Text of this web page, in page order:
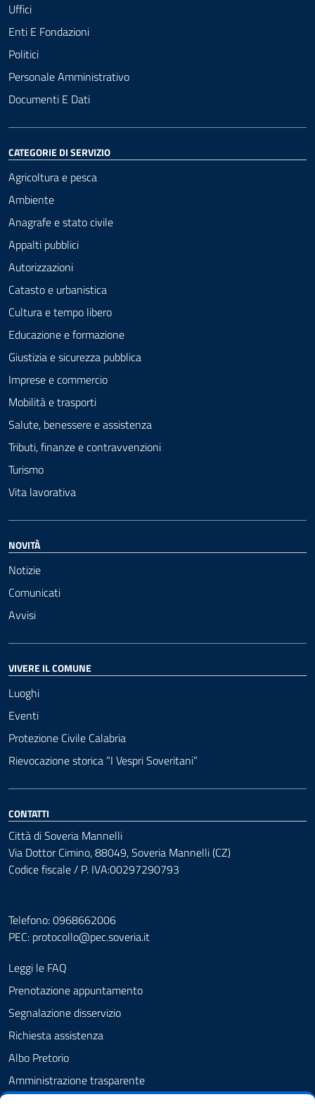
Uffici
Enti E Fondazioni
Politici
Personale Amministrativo
Documenti E Dati
CATEGORIE DI SERVIZIO
Agricoltura e pesca
Ambiente
Anagrafe e stato civile
Appalti pubblici
Autorizzazioni
Catasto e urbanistica
Cultura e tempo libero
Educazione e formazione
Giustizia e sicurezza pubblica
Imprese e commercio
Mobilità e trasporti
Salute, benessere e assistenza
Tributi, finanze e contravvenzioni
Turismo
Vita lavorativa
NOVITÀ
Notizie
Comunicati
Avvisi
VIVERE IL COMUNE
Luoghi
Eventi
Protezione Civile Calabria
Rievocazione storica “I Vespri Soveritani”
CONTATTI
Città di Soveria Mannelli
Via Dottor Cimino, 88049, Soveria Mannelli (CZ)
Codice fiscale / P. IVA:00297290793
Telefono: 0968662006
PEC: protocollo@pec.soveria.it
Leggi le FAQ
Prenotazione appuntamento
Segnalazione disservizio
Richiesta assistenza
Albo Pretorio
Amministrazione trasparente